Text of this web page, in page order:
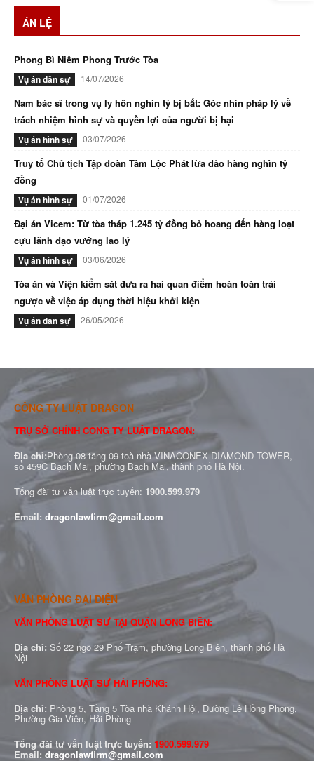
ÁN LỆ
Phong Bì Niêm Phong Trước Tòa
Vụ án dân sự 14/07/2026
Nam bác sĩ trong vụ ly hôn nghìn tỷ bị bắt: Góc nhìn pháp lý về
trách nhiệm hình sự và quyền lợi của người bị hại
Vụ án hình sự 03/07/2026
Truy tố Chủ tịch Tập đoàn Tâm Lộc Phát lừa đảo hàng nghìn tỷ
đồng
Vụ án hình sự 01/07/2026
Đại án Vicem: Từ tòa tháp 1.245 tỷ đồng bỏ hoang đến hàng loạt
cựu lãnh đạo vướng lao lý
Vụ án hình sự 03/06/2026
Tòa án và Viện kiểm sát đưa ra hai quan điểm hoàn toàn trái
ngược về việc áp dụng thời hiệu khởi kiện
Vụ án dân sự 26/05/2026
CÔNG TY LUẬT DRAGON
TRỤ SỞ CHÍNH CÔNG TY LUẬT DRAGON:
Địa chỉ:Phòng 08 tầng 09 toà nhà VINACONEX DIAMOND TOWER,
số 459C Bạch Mai, phường Bạch Mai, thành phố Hà Nội.
Tổng đài tư vấn luật trực tuyến: 1900.599.979
Email: dragonlawfirm@gmail.com
VĂN PHÒNG ĐẠI DIỆN
VĂN PHÒNG LUẬT SƯ TẠI QUẬN LONG BIÊN:
Địa chỉ: Số 22 ngõ 29 Phố Trạm, phường Long Biên, thành phố Hà
Nội
VĂN PHÒNG LUẬT SƯ HẢI PHÒNG:
Địa chỉ: Phòng 5, Tầng 5 Tòa nhà Khánh Hội, Đường Lê Hồng Phong,
Phường Gia Viên, Hải Phòng
Tổng đài tư vấn luật trực tuyến: 1900.599.979
Email: dragonlawfirm@gmail.com